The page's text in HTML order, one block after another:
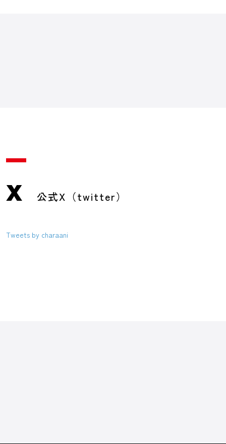
X 公式X（twitter）
Tweets by charaani